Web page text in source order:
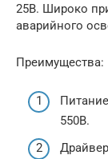
25В. Широко
аварийного
Преимущества:
550В.